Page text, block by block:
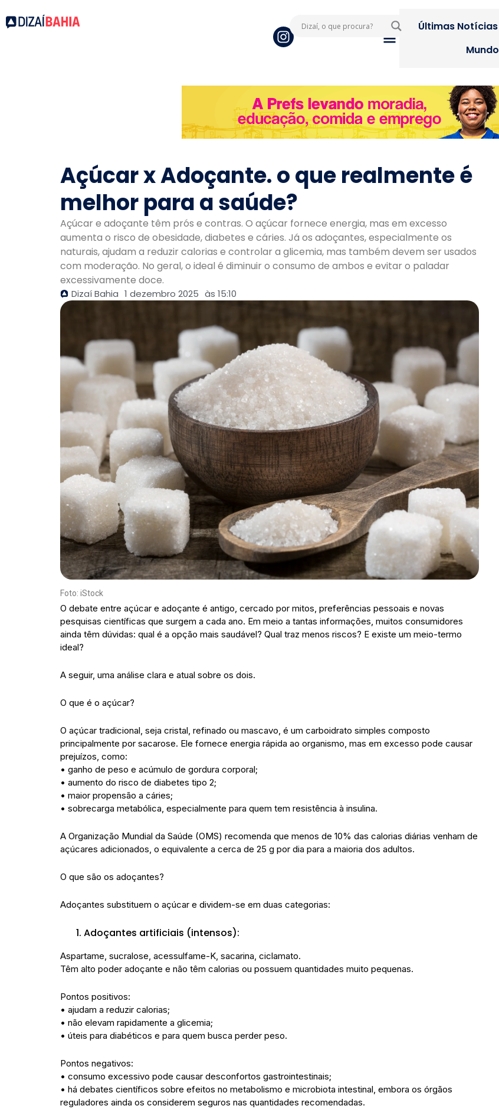
Últimas Notícias
Mundo
Açúcar x Adoçante. o que realmente é
melhor para a saúde?
Açúcar e adoçante têm prós e contras. O açúcar fornece energia, mas em excesso
aumenta o risco de obesidade, diabetes e cáries. Já os adoçantes, especialmente os
naturais, ajudam a reduzir calorias e controlar a glicemia, mas também devem ser usados
com moderação. No geral, o ideal é diminuir o consumo de ambos e evitar o paladar
excessivamente doce.
Dizaí Bahia 1 dezembro 2025 às 15:10
Foto: iStock
O debate entre açúcar e adoçante é antigo, cercado por mitos, preferências pessoais e novas
pesquisas científicas que surgem a cada ano. Em meio a tantas informações, muitos consumidores
ainda têm dúvidas: qual é a opção mais saudável? Qual traz menos riscos? E existe um meio-termo
ideal?
A seguir, uma análise clara e atual sobre os dois.
O que é o açúcar?
O açúcar tradicional, seja cristal, refinado ou mascavo, é um carboidrato simples composto
principalmente por sacarose. Ele fornece energia rápida ao organismo, mas em excesso pode causar
prejuízos, como:
• ganho de peso e acúmulo de gordura corporal;
• aumento do risco de diabetes tipo 2;
• maior propensão a cáries;
• sobrecarga metabólica, especialmente para quem tem resistência à insulina.
A Organização Mundial da Saúde (OMS) recomenda que menos de 10% das calorias diárias venham de
açúcares adicionados, o equivalente a cerca de 25 g por dia para a maioria dos adultos.
O que são os adoçantes?
Adoçantes substituem o açúcar e dividem-se em duas categorias:
Adoçantes artificiais (intensos):
Aspartame, sucralose, acessulfame-K, sacarina, ciclamato.
Têm alto poder adoçante e não têm calorias ou possuem quantidades muito pequenas.
Pontos positivos:
• ajudam a reduzir calorias;
• não elevam rapidamente a glicemia;
• úteis para diabéticos e para quem busca perder peso.
Pontos negativos:
• consumo excessivo pode causar desconfortos gastrointestinais;
• há debates científicos sobre efeitos no metabolismo e microbiota intestinal, embora os órgãos
reguladores ainda os considerem seguros nas quantidades recomendadas.